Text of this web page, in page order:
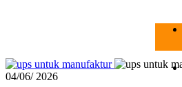
04/06/ 2026